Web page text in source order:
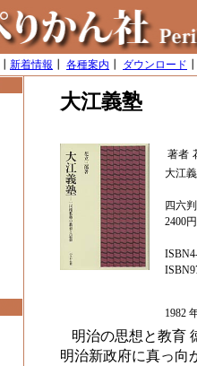
新着情報 各種案内 ダウンロード
大江義塾
著者
大江
四六
2400
1982
明治の思想と教育
明治新政府に真っ向